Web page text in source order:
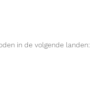
in de volgende landen: